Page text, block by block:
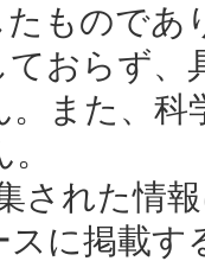
ものであ
おらず、
また、
された情
に掲載